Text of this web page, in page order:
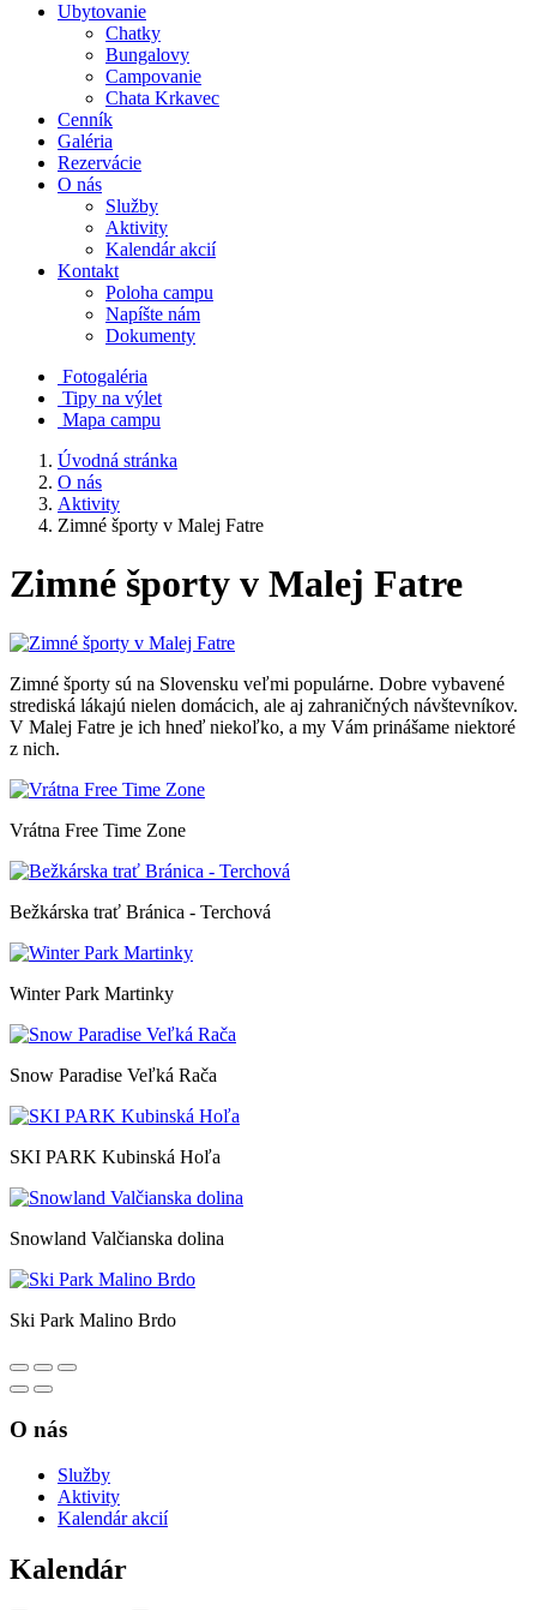
Ubytovanie
Chatky
Bungalovy
Campovanie
Chata Krkavec
Cenník
Galéria
Rezervácie
O nás
Služby
Aktivity
Kalendár akcií
Kontakt
Poloha campu
Napíšte nám
Dokumenty
Fotogaléria
Tipy na výlet
Mapa campu
Úvodná stránka
O nás
Aktivity
Zimné športy v Malej Fatre
Zimné športy v Malej Fatre
Zimné športy sú na Slovensku veľmi populárne. Dobre vybavené
strediská lákajú nielen domácich, ale aj zahraničných návštevníkov.
V Malej Fatre je ich hneď niekoľko, a my Vám prinášame niektoré
z nich.
Vrátna Free Time Zone
Bežkárska trať Bránica - Terchová
Winter Park Martinky
Snow Paradise Veľká Rača
SKI PARK Kubinská Hoľa
Snowland Valčianska dolina
Ski Park Malino Brdo
O nás
Služby
Aktivity
Kalendár akcií
Kalendár